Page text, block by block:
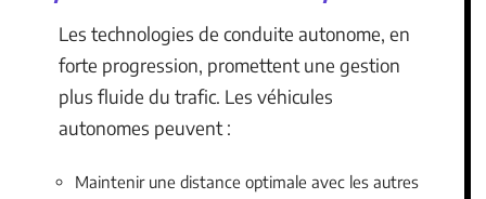
Les technologies de conduite autonome, en
forte progression, promettent une gestion
plus fluide du trafic. Les véhicules
autonomes peuvent :
Maintenir une distance optimale avec les autres